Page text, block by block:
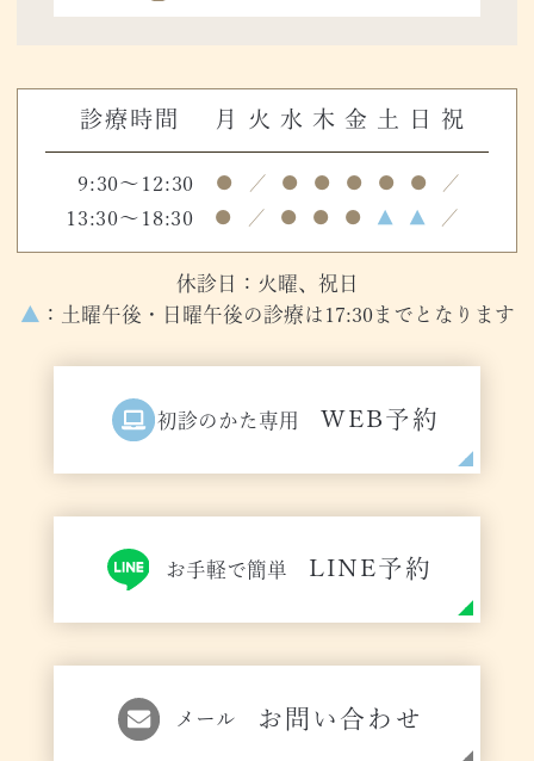
診療時間 月 火 水 木 金 土 日 祝
9:30～12:30 ● ／ ● ● ● ● ● ／
13:30～18:30 ● ／ ● ● ● ▲ ▲ ／
休診日：火曜、祝日
▲ ：土曜午後・日曜午後の診療は17:30までとなります
初診のかた専用 WEB予約
お手軽で簡単 LINE予約
メール お問い合わせ